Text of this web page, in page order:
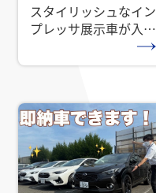
スタイリッシュなイン
プレッサ展示車が入り